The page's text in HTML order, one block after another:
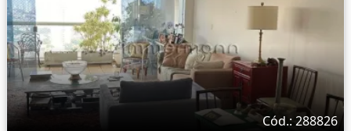
Cód.: 288826